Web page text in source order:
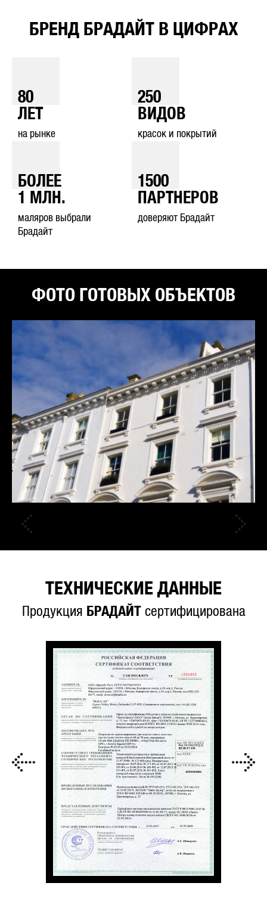
БРЕНД БРАДАЙТ В ЦИФРАХ
80
ЛЕТ
на рынке
250
ВИДОВ
красок и покрытий
БОЛЕЕ
1
МЛН.
маляров выбрали
Брадайт
1500
ПАРТНЕРОВ
доверяют Брадайт
ФОТО ГОТОВЫХ ОБЪЕКТОВ
ТЕХНИЧЕСКИЕ ДАННЫЕ
Продукция БРАДАЙТсертифицирована